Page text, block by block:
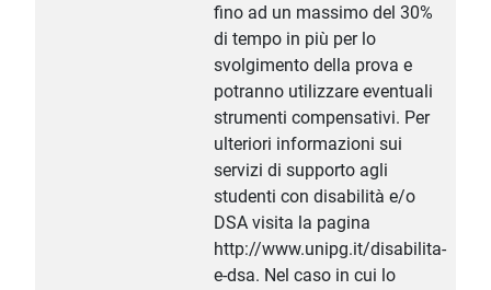
fino ad un massimo del 30%
di tempo in più per lo
svolgimento della prova e
potranno utilizzare eventuali
strumenti compensativi. Per
ulteriori informazioni sui
servizi di supporto agli
studenti con disabilità e/o
DSA visita la pagina
http://www.unipg.it/disabilita-
e-dsa. Nel caso in cui lo